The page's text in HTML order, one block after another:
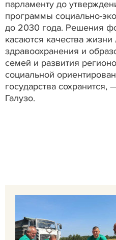
парламенту до
программы социально-
до 2030 года. Решения
касаются качества
здравоохранения и
семей и развития
социальной
государства
Галузо.